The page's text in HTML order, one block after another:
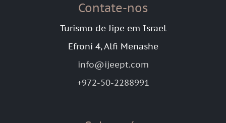
Contate-nos
Turismo de Jipe em Israel
Efroni 4, Alfi Menashe
info@ijeept.com
+972-50-2288991